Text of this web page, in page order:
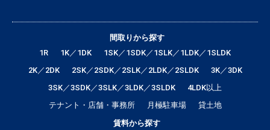
間取りから探す
1R
1K／1DK
1SK／1SDK／1SLK／1LDK／1SLDK
2K／2DK
2SK／2SDK／2SLK／2LDK／2SLDK
3K／3DK
3SK／3SDK／3SLK／3LDK／3SLDK
4LDK以上
テナント・店舗・事務所
月極駐車場
貸土地
賃料から探す